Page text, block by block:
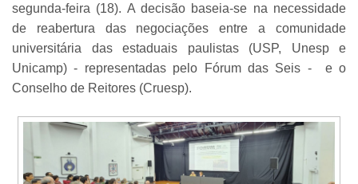
segunda-feira (18). A decisão baseia-se na necessidade
de reabertura das negociações entre a comunidade
universitária das estaduais paulistas (USP, Unesp e
Unicamp) - representadas pelo Fórum das Seis - e o
Conselho de Reitores (Cruesp).